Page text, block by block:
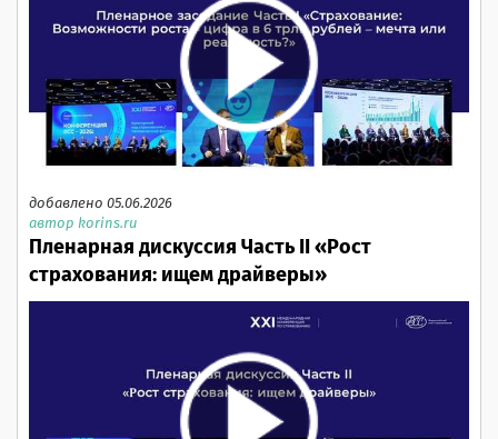
добавлено 05.06.2026
автор korins.ru
Пленарная дискуссия Часть II «Рост
страхования: ищем драйверы»